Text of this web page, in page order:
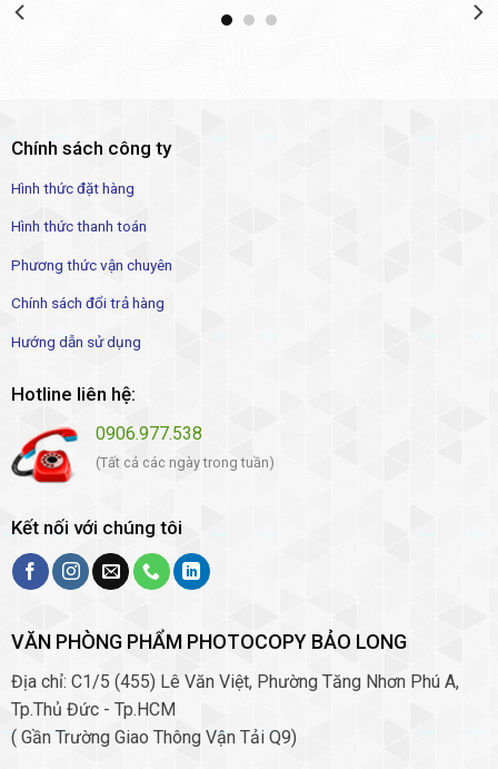
Chính sách công ty
Hình thức đặt hàng
Hình thức thanh toán
Phương thức vận chuyên
Chính sách đổi trả hàng
Hướng dẫn sử dụng
Hotline liên hệ:
0906.977.538
(Tất cả các ngày trong tuần)
Kết nối với chúng tôi
VĂN PHÒNG PHẨM PHOTOCOPY BẢO LONG
Địa chỉ: C1/5 (455) Lê Văn Việt, Phường Tăng Nhơn Phú A,
Tp.Thủ Đức - Tp.HCM
( Gần Trường Giao Thông Vận Tải Q9)